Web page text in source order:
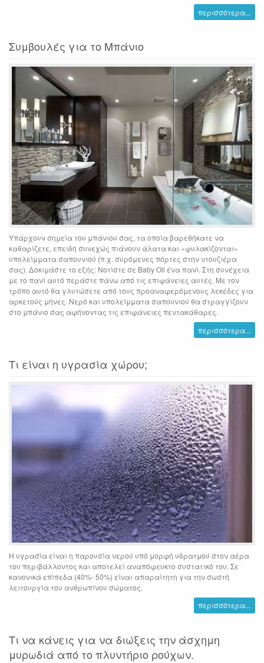
περισσότερα...
Συμβουλές για το Μπάνιο
Υπάρχουν σημεία του μπάνιου σας, τα οποία βαρεθήκατε να
καθαρίζετε, επειδή συνεχώς πιάνουν άλατα και «φυλακίζονται»
υπολείμματα σαπουνιού (π.χ. συρόμενες πόρτες στην ντουζιέρα
σας). Δοκιμάστε το εξής: Νοτίστε σε Baby Oil ένα πανί. Στη συνέχεια
με το πανί αυτό περάστε πάνω από τις επιφάνειες αυτές. Με τον
τρόπο αυτό θα γλυτώσετε από τους προαναφερόμενους λεκέδες για
αρκετούς μήνες. Νερό και υπολείμματα σαπουνιού θα στραγγίζουν
στο μπάνιο σας αφήνοντας τις επιφάνειες πεντακάθαρες.
περισσότερα...
Τι είναι η υγρασία χώρου;
Η υγρασία είναι η παρουσία νερού υπό μορφή υδρατμού στον αέρα
του περιβάλλοντος και αποτελεί αναπόφευκτο συστατικό του. Σε
κανονικά επίπεδα (40%- 50%) είναι απαραίτητη για την σωστή
λειτουργία του ανθρωπίνου σώματος.
περισσότερα...
Τι να κάνεις για να διώξεις την άσχημη
μυρωδιά από το πλυντήριο ρούχων.